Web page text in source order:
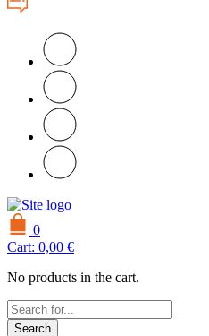
0
Cart: 0,00 €
No products in the cart.
Search